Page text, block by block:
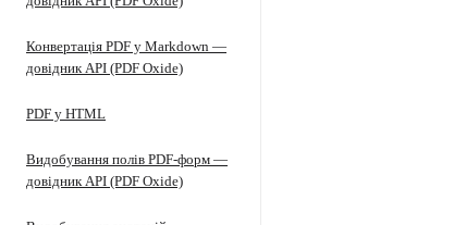
Конвертація PDF у Markdown —
довідник API (PDF Oxide)
PDF у HTML
Видобування полів PDF-форм —
довідник API (PDF Oxide)